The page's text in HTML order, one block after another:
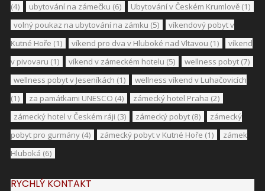
(4)
ubytování na zámečku (6) Ubytování v Českém Krumlově (1)
volný poukaz na ubytování na zámku (5)
víkendový pobyt v
Kutné Hoře (1) víkend pro dva v Hluboké nad Vltavou (1)
víkend
v pivovaru (1) víkend v zámeckém hotelu (5) wellness pobyt (7)
wellness pobyt v Jeseníkách (1)
wellness víkend v Luhačovicích
(1)
za památkami UNESCO (4) zámecký hotel Praha (2)
zámecký hotel v Českém ráji (3) zámecký pobyt (8)
zámecký
pobyt pro gurmány (4) zámecký pobyt v Kutné Hoře (1)
zámek
Hluboká (6)
RYCHLÝ KONTAKT